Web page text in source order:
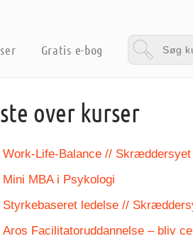
Gratis e-bog
over kurser
Work-Life-Balance //
Mini MBA i Psykologi
Styrkebaseret ledelse //
Aros Facilitatoruddannelse – bliv